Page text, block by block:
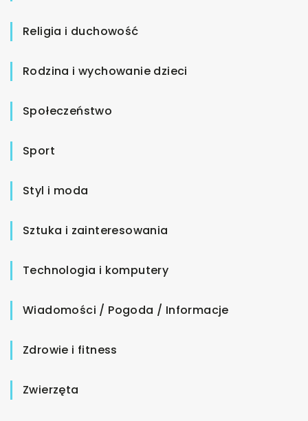
Religia i duchowość
Rodzina i wychowanie dzieci
Społeczeństwo
Sport
Styl i moda
Sztuka i zainteresowania
Technologia i komputery
Wiadomości / Pogoda / Informacje
Zdrowie i fitness
Zwierzęta